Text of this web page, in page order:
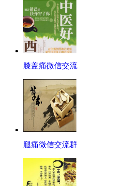
膝盖痛微信交流
腿痛微信交流群